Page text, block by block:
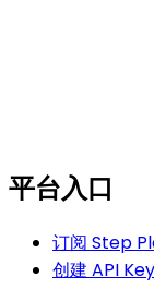
平台入口
订阅 Step
创建 API Key